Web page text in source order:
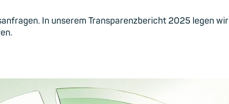
In unserem Transparenzbericht 2025 legen wir